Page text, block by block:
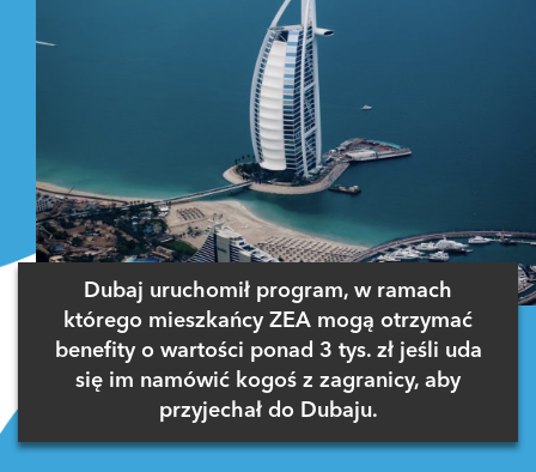
Dubaj uruchomił program, w ramach
którego mieszkańcy ZEA mogą otrzymać
benefity o wartości ponad 3 tys. zł jeśli uda
się im namówić kogoś z zagranicy, aby
przyjechał do Dubaju.